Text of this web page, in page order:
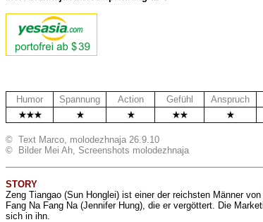
Humor Spannung Action Gefühl Anspruch
© Text Marco, molodezhnaja 26.9.10
© Bilder Mei Ah, Screenshots molodezhnaja
STORY
Zeng Tiangao (Sun Honglei) ist einer der reichsten Männer
Fang Na Fang Na (Jennifer Hung), die er vergöttert. Die
sich in ihn.